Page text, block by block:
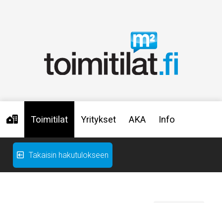
Toimitilat Yritykset AKA Info
Takaisin hakutulokseen